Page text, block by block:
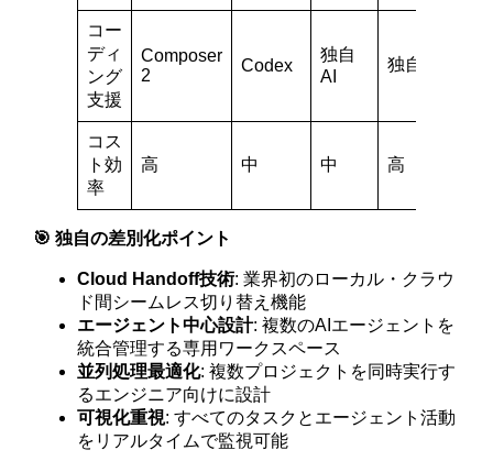
コー
ディ
ング
支援
Composer
2
Codex
独自
AI
独自AI
コス
ト効
率
高 中 中 高
🎯 独自の差別化ポイント
Cloud Handoff技術: 業界初のローカル・クラウ
ド間シームレス切り替え機能
エージェント中心設計: 複数のAIエージェントを
統合管理する専用ワークスペース
並列処理最適化: 複数プロジェクトを同時実行す
るエンジニア向けに設計
可視化重視: すべてのタスクとエージェント活動
をリアルタイムで監視可能